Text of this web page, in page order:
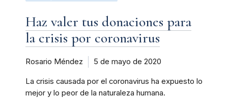
Haz valer tus donaciones para
la crisis por coronavirus
Rosario Méndez 5 de mayo de 2020
La crisis causada por el coronavirus ha expuesto lo
mejor y lo peor de la naturaleza humana.